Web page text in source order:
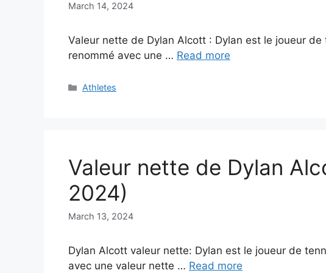
March 14, 2024
Valeur nette de Dylan Alcott : Dylan est le joueur
renommé avec une … Read more
Categories
Athletes
Valeur nette de Dylan
2024)
March 13, 2024
Dylan Alcott valeur nette: Dylan est le joueur de
avec une valeur nette … Read more